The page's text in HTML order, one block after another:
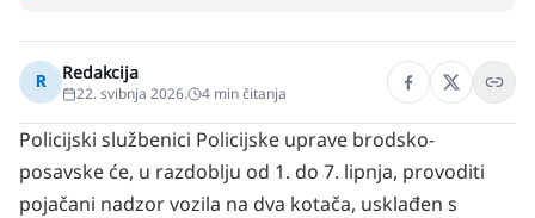
Sport
Kultura
Osmrtnice
R Redakcija
22. svibnja 2026. 4 min čitanja
Policijski službenici Policijske uprave brodsko-
posavske će, u razdoblju od 1. do 7. lipnja, provoditi
pojačani nadzor vozila na dva kotača, usklađen s